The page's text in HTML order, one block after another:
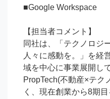
■Google Workspace
【担当者コメント】
同社は、「テクノロジ
人々に感動を。」を経
域を中心に事業展開し
PropTech(不動産×テク
く、現在創業から8期